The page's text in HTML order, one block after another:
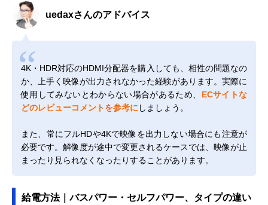
HDMI1.4
High Speedケーブル（10.2Gbps）
以上が対応
uedaxさんのアドバイス
4K・HDR対応のHDMI分配器を購入しても、相性の問題なの
か、上手く映像が出力されなかった経験があります。実際に
使用してみないとわからない場合があるため、 ECサイトな
どのレビューコメントを参考に しましょう。
また、常にフルHDや4Kで映像を出力しない場合にも注意が
必要です。解像度が途中で変更されるケースでは、映像が止
まったり見られなくなったりすることがあります。
給電方法｜バスパワー・セルフパワー、タイプの違い